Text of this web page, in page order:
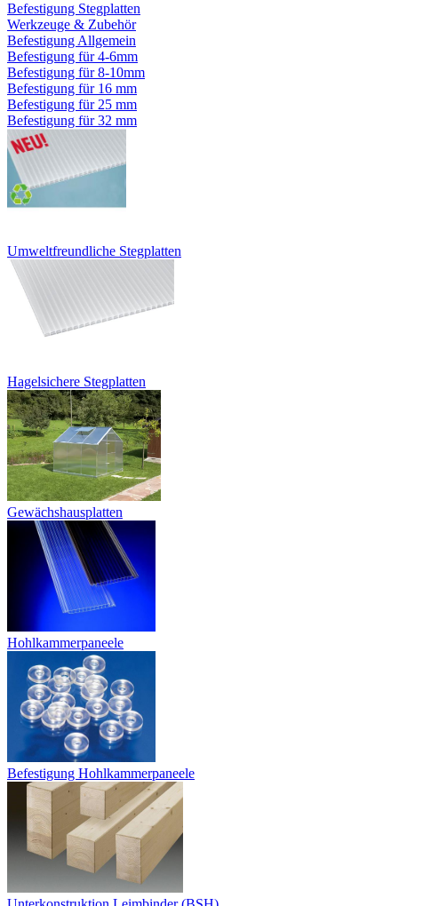
Befestigung Stegplatten
Werkzeuge & Zubehör
Befestigung Allgemein
Befestigung für 4-6mm
Befestigung für 8-10mm
Befestigung für 16 mm
Befestigung für 25 mm
Befestigung für 32 mm
Umweltfreundliche Stegplatten
Hagelsichere Stegplatten
Gewächshausplatten
Hohlkammerpaneele
Befestigung Hohlkammerpaneele